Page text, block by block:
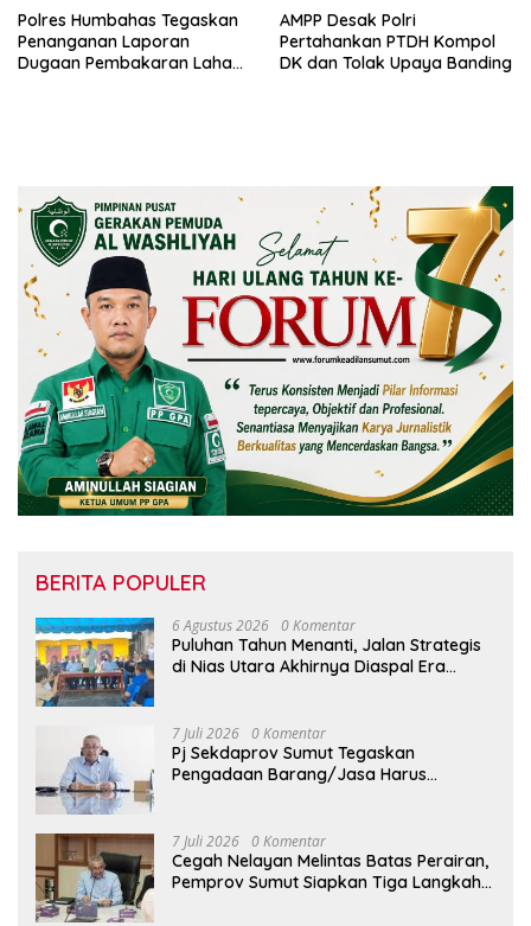
Polres Humbahas Tegaskan
Penanganan Laporan
Dugaan Pembakaran Lahan
AMPP Desak Polri
Pertahankan PTDH Kompol
DK dan Tolak Upaya Banding
BERITA POPULER
6 Agustus 2026 0 Komentar
Puluhan Tahun Menanti, Jalan Strategis
di Nias Utara Akhirnya Diaspal Era
7 Juli 2026 0 Komentar
Pj Sekdaprov Sumut Tegaskan
Pengadaan Barang/Jasa Harus
7 Juli 2026 0 Komentar
Cegah Nelayan Melintas Batas Perairan,
Pemprov Sumut Siapkan Tiga Langkah